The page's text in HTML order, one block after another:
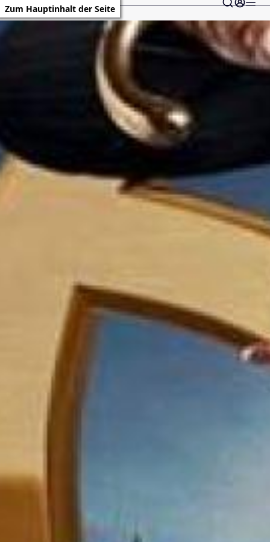
Zum Hauptinhalt der Seite